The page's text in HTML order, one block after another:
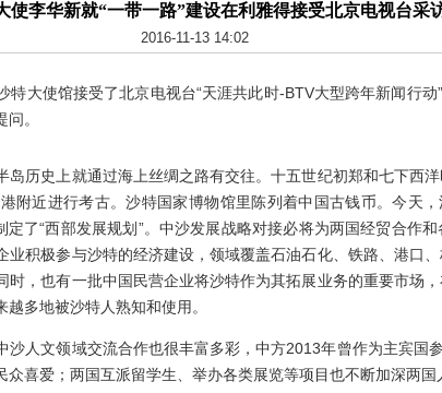
使李华新就“一带一路”建设在利雅得接受北京电视台采
2016-11-13 14:02
使馆接受了北京电视台“天涯共此时-BTV大型跨年新闻行动”
。
史上就通过海上丝绸之路有交往。十五世纪初郑和七下西洋
附近进行考古。沙特国家博物馆里陈列着中国古钱币。今天，
了“西部发展规划”。中沙发展战略对接必将为两国经贸合作
业积极参与沙特的经济建设，领域覆盖石油石化、铁路、港口
时，也有一批中国民营企业将沙特作为其拓展业务的重要市场
多地被沙特人熟知和使用。
文领域交流合作也很丰富多彩，中方2013年曾作为主宾国
喜爱；两国互派留学生、举办各类展览等项目也不断加深两国